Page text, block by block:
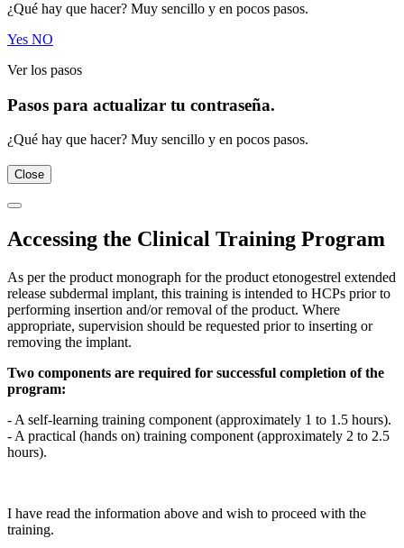
¿Qué hay que hacer? Muy sencillo y en pocos pasos.
Yes NO
Ver los pasos
Pasos para actualizar tu contraseña.
¿Qué hay que hacer? Muy sencillo y en pocos pasos.
Close
Accessing the Clinical Training Program
As per the product monograph for the product etonogestrel extended
release subdermal implant, this training is intended to HCPs prior to
performing insertion and/or removal of the product. Where
appropriate, supervision should be requested prior to inserting or
removing the implant.
Two components are required for successful completion of the
program:
- A self-learning training component (approximately 1 to 1.5 hours).
- A practical (hands on) training component (approximately 2 to 2.5
hours).
I have read the information above and wish to proceed with the
training.